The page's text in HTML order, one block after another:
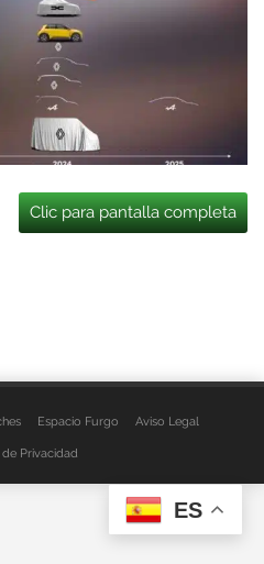
Clic para pantalla completa
Espacio Furgo Aviso Legal
Privacidad
ES